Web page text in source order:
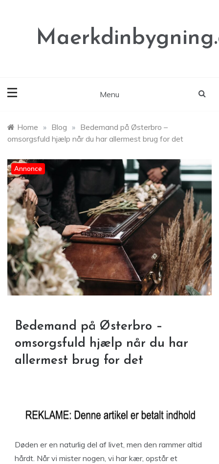
Menu
Home » Blog » Bedemand på Østerbro –
omsorgsfuld hjælp når du har allermest brug for det
Annonce
Bedemand på Østerbro –
omsorgsfuld hjælp når du har
allermest brug for det
Døden er en naturlig del af livet, men den rammer altid
hårdt. Når vi mister nogen, vi har kær, opstår et